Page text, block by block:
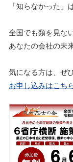
「知らなかった」
全国でも類を見な
あなたの会社の未
気になる方は、ぜ
お申し込みはこち